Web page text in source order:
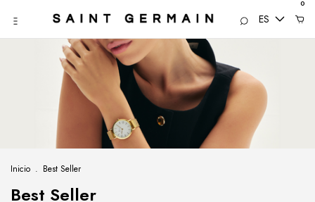
ES
0
Inicio . Best Seller
Best Seller